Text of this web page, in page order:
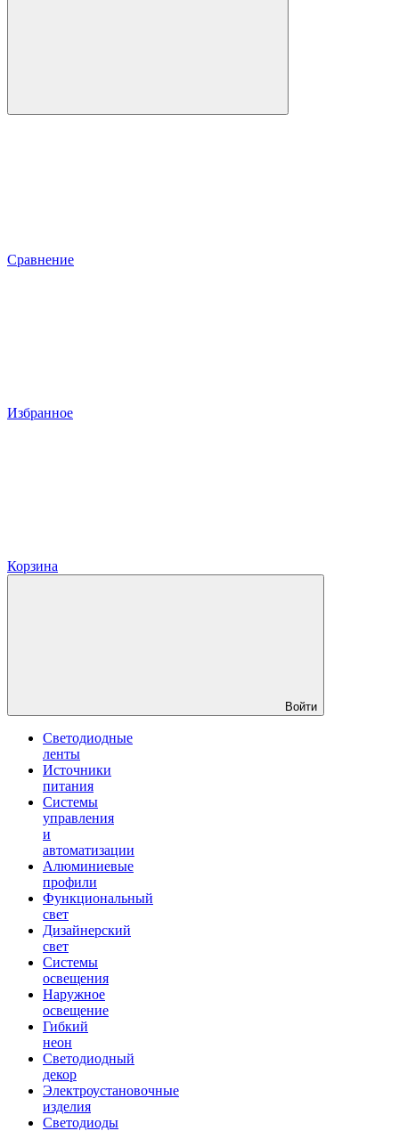
Сравнение
Избранное
Корзина
Войти
Светодиодные
ленты
Источники
питания
Системы
управления
и
автоматизации
Алюминиевые
профили
Функциональный
свет
Дизайнерский
свет
Системы
освещения
Наружное
освещение
Гибкий
неон
Светодиодный
декор
Электроустановочные
изделия
Светодиоды